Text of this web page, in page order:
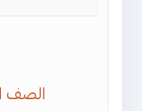
الصف